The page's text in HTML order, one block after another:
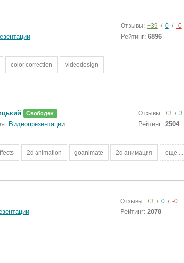
Отзывы: +39 / 0 / -0
Рейтинг: 6896
color correction videodesign
Свободен
Видеопрезентации
Отзывы: +3 / 3
Рейтинг: 2504
2d animation goanimate 2d анимация еще ...
Отзывы: +3 / 0 / -0
Рейтинг: 2078